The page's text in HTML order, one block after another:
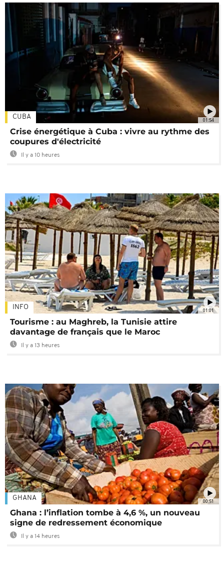
01:54
CUBA
Crise énergétique à Cuba : vivre au rythme des
coupures d'électricité
Il y a 10 heures
01:01
INFO
Tourisme : au Maghreb, la Tunisie attire
davantage de français que le Maroc
Il y a 13 heures
00:51
GHANA
Ghana : l’inflation tombe à 4,6 %, un nouveau
signe de redressement économique
Il y a 14 heures